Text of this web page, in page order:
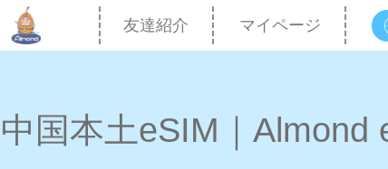
友達紹介 マイページ
中国本土eSIM｜Almond